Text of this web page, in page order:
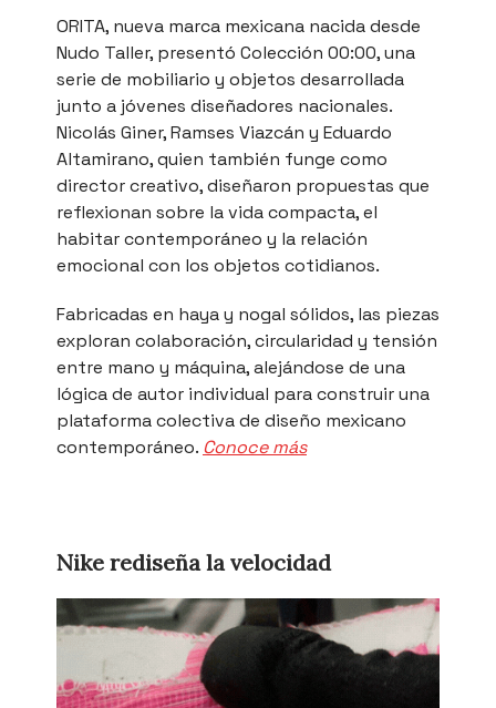
ORITA, nueva marca mexicana nacida desde
Nudo Taller, presentó Colección 00:00, una
serie de mobiliario y objetos desarrollada
junto a jóvenes diseñadores nacionales.
Nicolás Giner, Ramses Viazcán y Eduardo
Altamirano, quien también funge como
director creativo, diseñaron propuestas que
reflexionan sobre la vida compacta, el
habitar contemporáneo y la relación
emocional con los objetos cotidianos.
Fabricadas en haya y nogal sólidos, las piezas
exploran colaboración, circularidad y tensión
entre mano y máquina, alejándose de una
lógica de autor individual para construir una
plataforma colectiva de diseño mexicano
contemporáneo. Conoce más
Nike rediseña la velocidad